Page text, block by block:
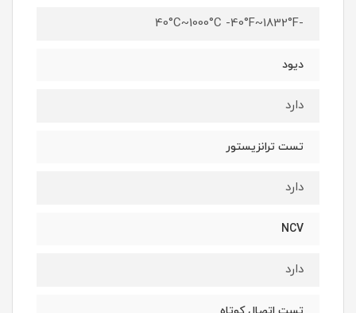
-40°C~1000°C -40°F~1832°F
دیود
دارد
تست ترانزیستور
دارد
NCV
دارد